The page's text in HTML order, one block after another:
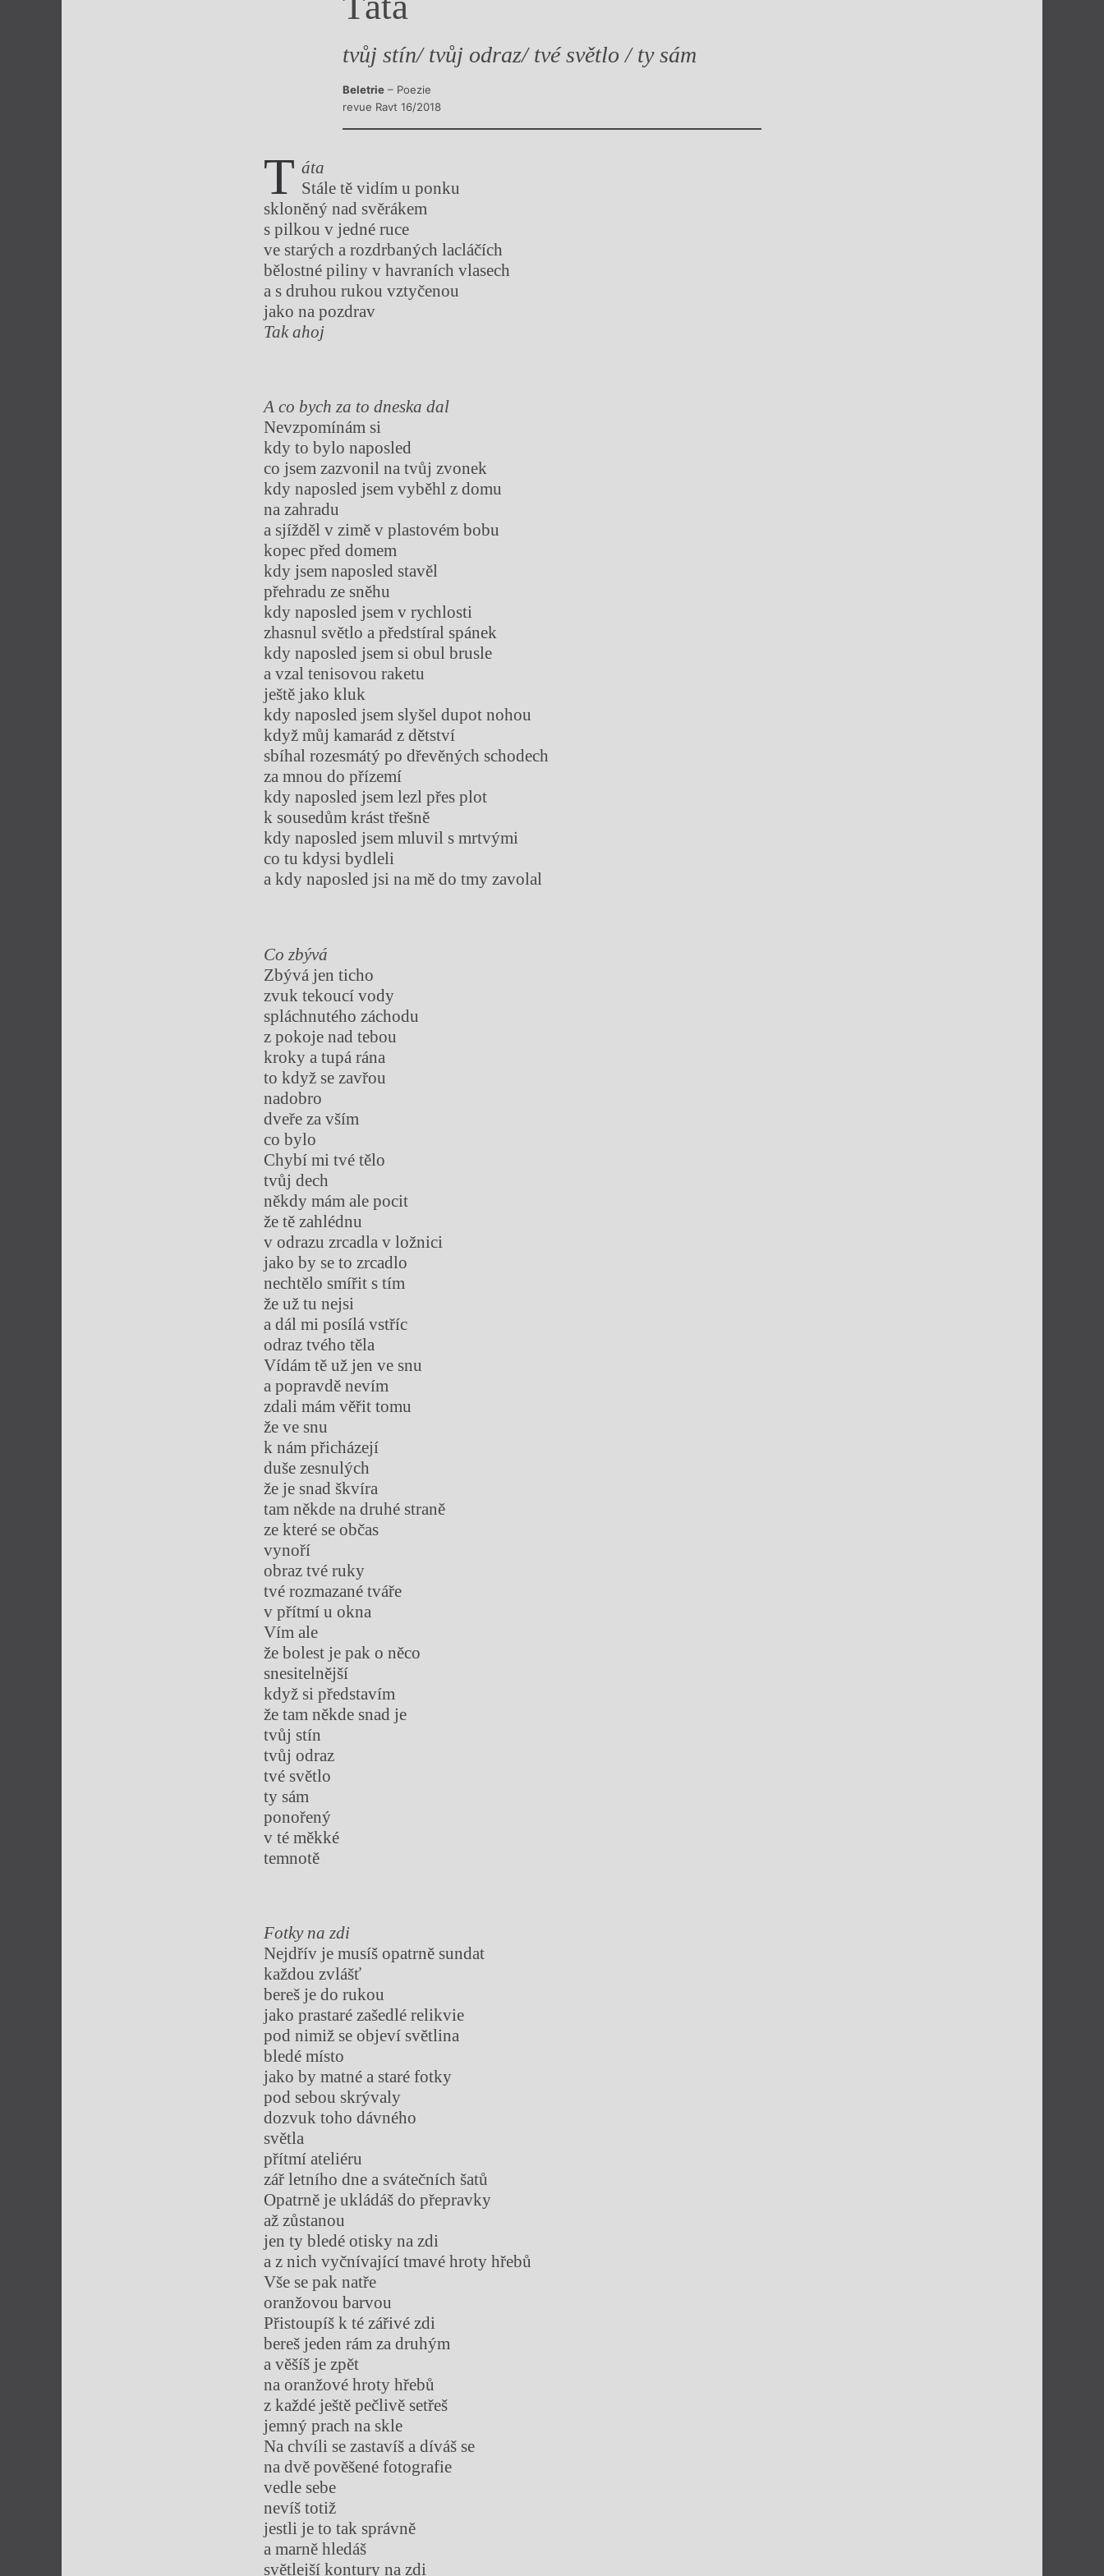
Výroční ceny
tvůj stín/ tvůj odraz/ tvé světlo / ty sám
Beletrie – Poezie
revue Ravt 16/2018
t áta
Stále tě vidím u ponku
skloněný nad svěrákem
s pilkou v jedné ruce
ve starých a rozdrbaných lacláčích
bělostné piliny v havraních vlasech
a s druhou rukou vztyčenou
jako na pozdrav
Tak ahoj
A co bych za to dneska dal
Nevzpomínám si
kdy to bylo naposled
co jsem zazvonil na tvůj zvonek
kdy naposled jsem vyběhl z domu
na zahradu
a sjížděl v zimě v plastovém bobu
kopec před domem
kdy jsem naposled stavěl
přehradu ze sněhu
kdy naposled jsem v rychlosti
zhasnul světlo a předstíral spánek
kdy naposled jsem si obul brusle
a vzal tenisovou raketu
ještě jako kluk
kdy naposled jsem slyšel dupot nohou
když můj kamarád z dětství
sbíhal rozesmátý po dřevěných schodech
za mnou do přízemí
kdy naposled jsem lezl přes plot
k sousedům krást třešně
kdy naposled jsem mluvil s mrtvými
co tu kdysi bydleli
a kdy naposled jsi na mě do tmy zavolal
Co zbývá
Zbývá jen ticho
zvuk tekoucí vody
spláchnutého záchodu
z pokoje nad tebou
kroky a tupá rána
to když se zavřou
nadobro
dveře za vším
co bylo
Chybí mi tvé tělo
tvůj dech
někdy mám ale pocit
že tě zahlédnu
v odrazu zrcadla v ložnici
jako by se to zrcadlo
nechtělo smířit s tím
že už tu nejsi
a dál mi posílá vstříc
odraz tvého těla
Vídám tě už jen ve snu
a popravdě nevím
zdali mám věřit tomu
že ve snu
k nám přicházejí
duše zesnulých
že je snad škvíra
tam někde na druhé straně
ze které se občas
vynoří
obraz tvé ruky
tvé rozmazané tváře
v přítmí u okna
Vím ale
že bolest je pak o něco
snesitelnější
když si představím
že tam někde snad je
tvůj stín
tvůj odraz
tvé světlo
ty sám
ponořený
v té měkké
temnotě
Fotky na zdi
Nejdřív je musíš opatrně sundat
každou zvlášť
bereš je do rukou
jako prastaré zašedlé relikvie
pod nimiž se objeví světlina
bledé místo
jako by matné a staré fotky
pod sebou skrývaly
dozvuk toho dávného
světla
přítmí ateliéru
zář letního dne a svátečních šatů
Opatrně je ukládáš do přepravky
až zůstanou
jen ty bledé otisky na zdi
a z nich vyčnívající tmavé hroty hřebů
Vše se pak natře
oranžovou barvou
Přistoupíš k té zářivé zdi
bereš jeden rám za druhým
a věšíš je zpět
na oranžové hroty hřebů
z každé ještě pečlivě setřeš
jemný prach na skle
Na chvíli se zastavíš a díváš se
na dvě pověšené fotografie
vedle sebe
nevíš totiž
jestli je to tak správně
a marně hledáš
světlejší kontury na zdi